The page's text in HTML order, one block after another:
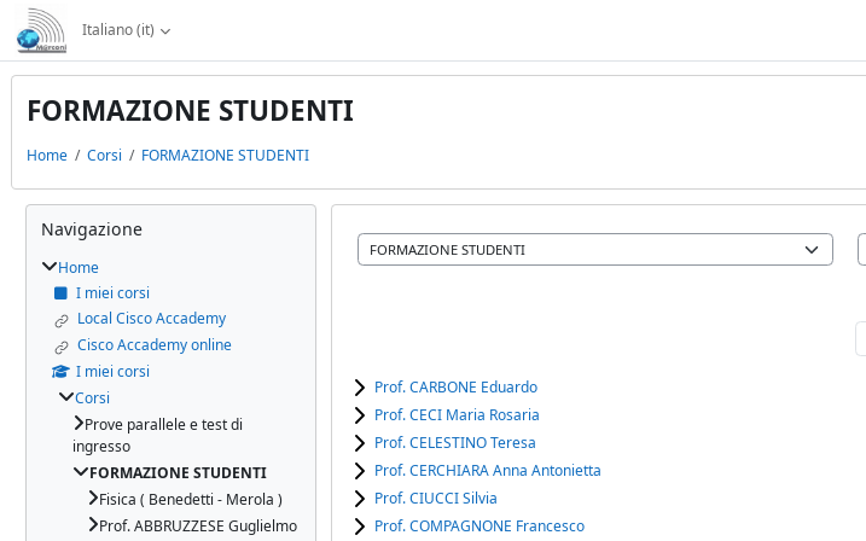
Vai al contenuto principale
Italiano ‎(it)‎
FORMAZIONE STUDENTI
Home Corsi FORMAZIONE STUDENTI
Categorie di corso
Prof. CARBONE Eduardo
Prof. CECI Maria Rosaria
Prof. CELESTINO Teresa
Prof. CERCHIARA Anna Antonietta
Prof. CIUCCI Silvia
Prof. COMPAGNONE Francesco
Blocchi
Salta Navigazione
Navigazione
Home
I miei corsi
Local Cisco Accademy
Cisco Accademy online
I miei corsi
Corsi
Prove parallele e test di
ingresso
FORMAZIONE STUDENTI
Fisica ( Benedetti - Merola )
Prof. ABBRUZZESE Guglielmo